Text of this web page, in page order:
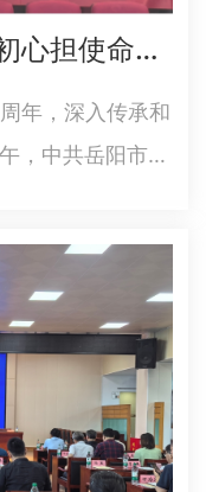
光影铸魂忆长征，砥砺初心担使命——市科协社会组织行业党委开展电影党课活动
年，深入传承和
，中共岳阳市科
砥砺初心担使
色光影课堂深化